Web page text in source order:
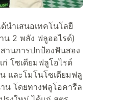
นำเสนอเทคโนโลยี
น 2 พลัง ฟลูออไรด์)
านการปกป้องฟันสอง
โซเดียมฟลูโอไรด์
และโมโนโซเดียมฟลู
น โดยทางฟลูโอคารีล